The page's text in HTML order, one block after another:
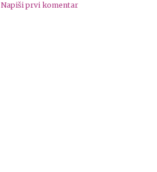
Napiši prvi komentar